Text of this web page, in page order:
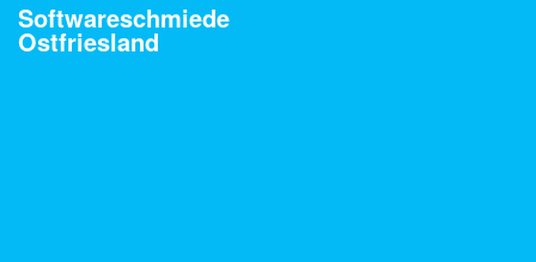
Softwareschmiede
Ostfriesland